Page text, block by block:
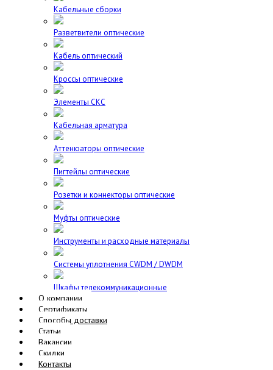
Кабельные сборки
Разветвители оптические
Кабель оптический
Кроссы оптические
Элементы СКС
Кабельная арматура
Аттенюаторы оптические
Пигтейлы оптические
Розетки и коннекторы оптические
Муфты оптические
Инструменты и расходные материалы
Cистемы уплотнения CWDM / DWDM
Шкафы телекоммуникационные
О компании
Сертификаты
Способы доставки
Статьи
Вакансии
Скидки
Контакты